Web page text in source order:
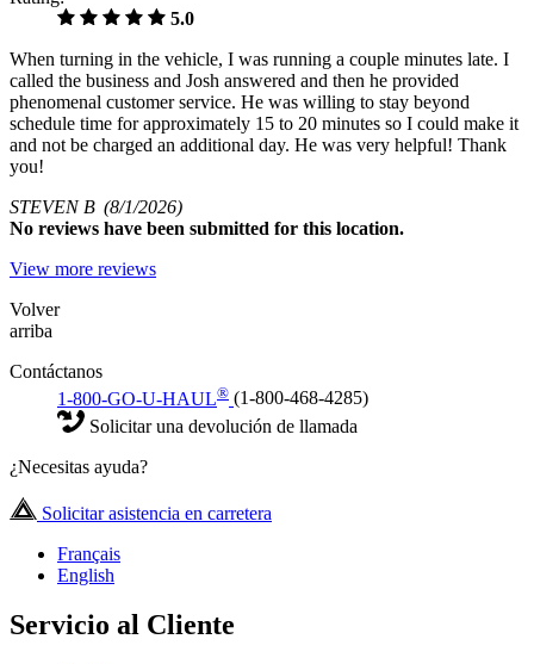
5.0
When turning in the vehicle, I was running a couple minutes late. I
called the business and Josh answered and then he provided
phenomenal customer service. He was willing to stay beyond
schedule time for approximately 15 to 20 minutes so I could make it
and not be charged an additional day. He was very helpful! Thank
you!
STEVEN B (8/1/2026)
No reviews have been submitted for this location.
View more reviews
Volver
arriba
Contáctanos
1-800-GO-U-HAUL® (1-800-468-4285)
Solicitar una devolución de llamada
¿Necesitas ayuda?
Solicitar asistencia en carretera
Français
English
Servicio al Cliente